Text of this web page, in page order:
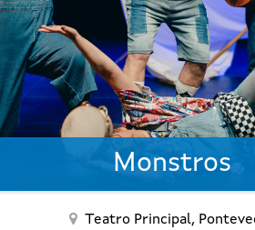
Monstros
Teatro Principal,